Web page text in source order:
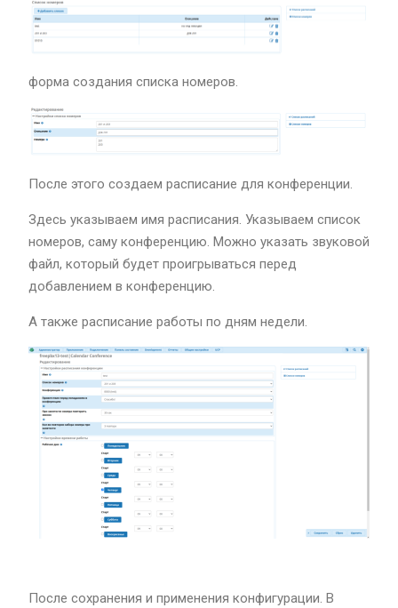
форма создания списка номеров.
После этого создаем расписание для конференции.
Здесь указываем имя расписания. Указываем список
номеров, саму конференцию. Можно указать звуковой
файл, который будет проигрываться перед
добавлением в конференцию.
А также расписание работы по дням недели.
После сохранения и применения конфигурации. В